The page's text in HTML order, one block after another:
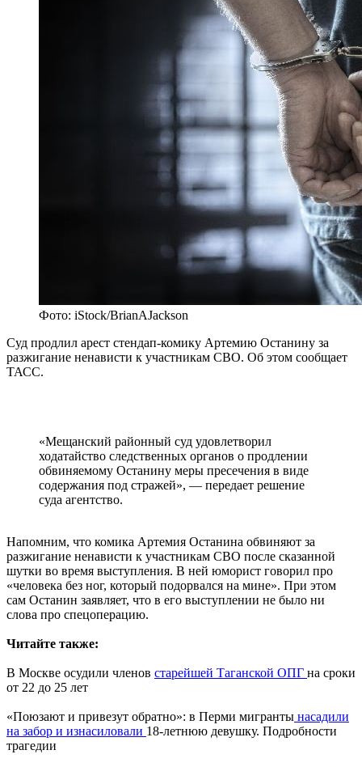
Фото: iStock/BrianAJackson
Суд продлил арест стендап-комику Артемию Останину за
разжигание ненависти к участникам СВО. Об этом сообщает
ТАСС.
«Мещанский районный суд удовлетворил
ходатайство следственных органов о продлении
обвиняемому Останину меры пресечения в виде
содержания под стражей», — передает решение
суда агентство.
Напомним, что комика Артемия Останина обвиняют за
разжигание ненависти к участникам СВО после сказанной
шутки во время выступления. В ней юморист говорил про
«человека без ног, который подорвался на мине». При этом
сам Останин заявляет, что в его выступлении не было ни
слова про спецоперацию.
Читайте также:
В Москве осудили членов старейшей Таганской ОПГ на сроки
от 22 до 25 лет
«Поюзают и привезут обратно»: в Перми мигранты насадили
на забор и изнасиловали 18-летнюю девушку. Подробности
трагедии